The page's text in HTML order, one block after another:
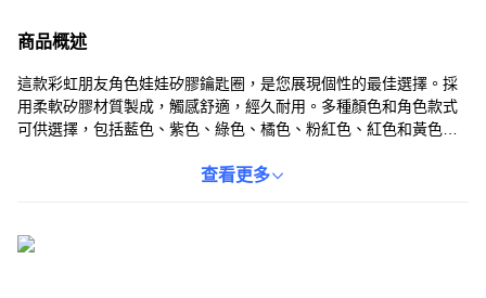
商品概述
這款彩虹朋友角色娃娃矽膠鑰匙圈，是您展現個性的最佳選擇。採
用柔軟矽膠材質製成，觸感舒適，經久耐用。多種顏色和角色款式
可供選擇，包括藍色、紫色、綠色、橘色、粉紅色、紅色和黃色
添一份童趣和活力。這款鑰匙圈不僅實用，也是一份充滿心意的禮
查看更多